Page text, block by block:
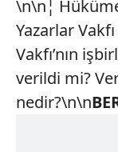
kullanılmaktadır.
kılınması ve
reklam/
sınırlı olarak
Çerezlere ilişkin
\n\n¦
Yazarlar
Vakfı’nın
verildi mi?
nedir?\n\n